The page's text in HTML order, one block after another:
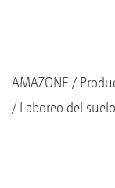
AMAZONE
Laboreo del suelo